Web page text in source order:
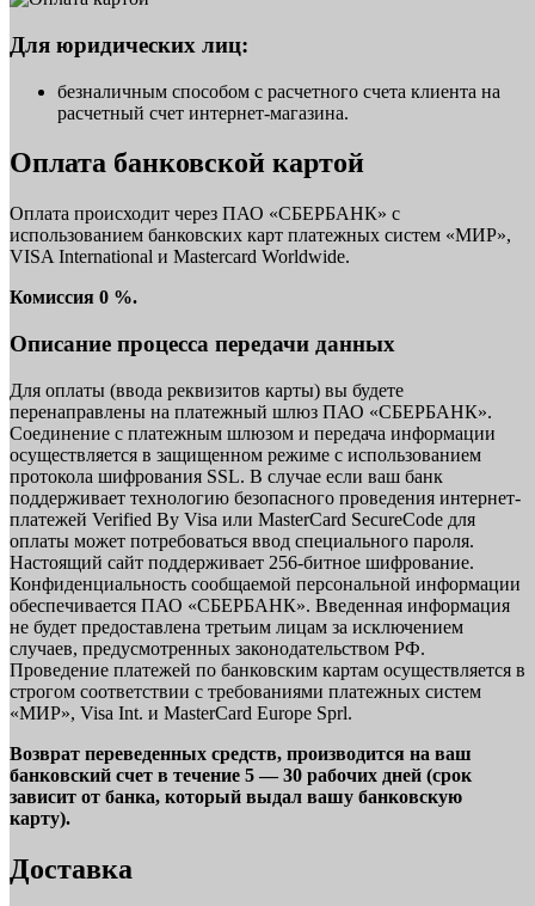
Для юридических лиц:
безналичным способом с расчетного счета клиента на
расчетный счет интернет-магазина.
Оплата банковской картой
Оплата происходит через ПАО «СБЕРБАНК» с
использованием банковских карт платежных систем «МИР»,
VISA International и Mastercard Worldwide.
Комиссия 0 %.
Описание процесса передачи данных
Для оплаты (ввода реквизитов карты) вы будете
перенаправлены на платежный шлюз ПАО «СБЕРБАНК».
Соединение с платежным шлюзом и передача информации
осуществляется в защищенном режиме с использованием
протокола шифрования SSL. В случае если ваш банк
поддерживает технологию безопасного проведения интернет-
платежей Verified By Visa или MasterCard SecureCode для
оплаты может потребоваться ввод специального пароля.
Настоящий сайт поддерживает 256-битное шифрование.
Конфиденциальность сообщаемой персональной информации
обеспечивается ПАО «СБЕРБАНК». Введенная информация
не будет предоставлена третьим лицам за исключением
случаев, предусмотренных законодательством РФ.
Проведение платежей по банковским картам осуществляется в
строгом соответствии с требованиями платежных систем
«МИР», Visa Int. и MasterCard Europe Sprl.
Возврат переведенных средств, производится на ваш
банковский счет в течение 5 — 30 рабочих дней (срок
зависит от банка, который выдал вашу банковскую
карту).
Доставка